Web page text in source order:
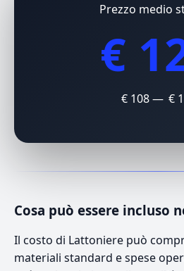
Prezzo medio
€
€ 108 — €
Cosa può essere incluso
Il costo di Lattoniere può
materiali standard e spese